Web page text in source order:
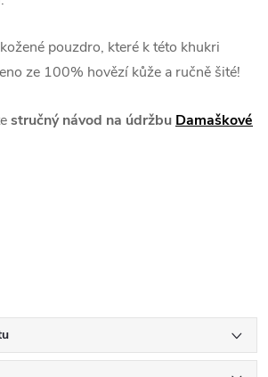
pouzdro, které k této khukri
ze 100% hovězí kůže a ručně šité!
stručný návod na údržbu Damaškové